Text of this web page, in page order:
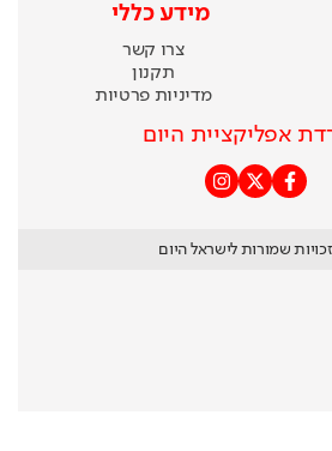
מידע כללי
צרו קשר
תקנון
מדיניות פרטיות
אפליקציית היום
שמורות לישראל היום